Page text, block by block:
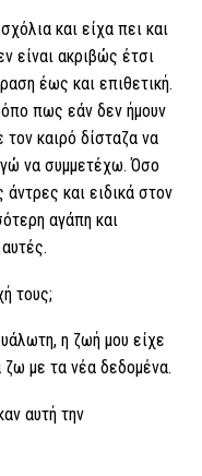
και είχα πει και
είναι ακριβώς έτσι
έως και επιθετική.
πως εάν δεν ήμουν
τον καιρό δίσταζα να
να συμμετέχω. Όσο
και ειδικά στον
αγάπη και
τους;
η ζωή μου είχε
με τα νέα δεδομένα.
αυτή την